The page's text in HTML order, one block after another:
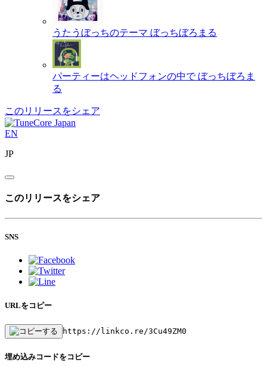
うたうぼっちのテーマ ぼっちぼろまる
パーティーはヘッドフォンの中で ぼっちぼろま
る
このリリースをシェア
EN
JP
このリリースをシェア
SNS
URLをコピー
https://linkco.re/3Cu49ZM0
埋め込みコードをコピー